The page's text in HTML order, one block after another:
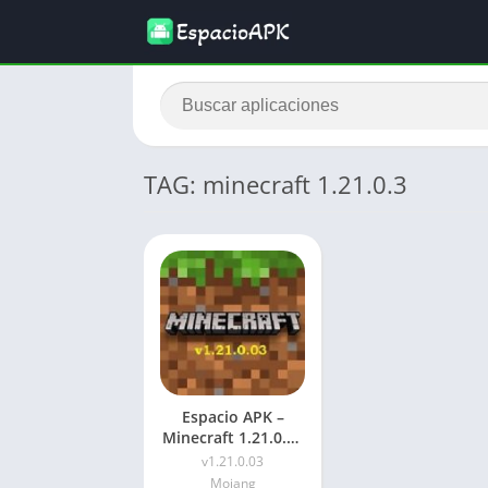
TAG: minecraft 1.21.0.3
Espacio APK –
Minecraft 1.21.0.03
APK 2026
v1.21.0.03
Mojang